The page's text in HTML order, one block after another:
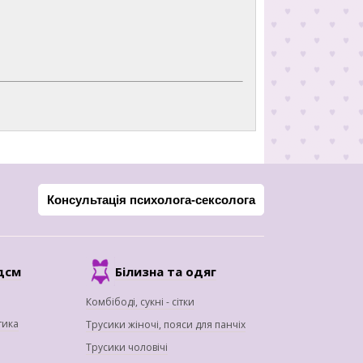
Консультація психолога-сексолога
Білизна та одяг
Комбібоді, сукні - сітки
Трусики жіночі, пояси для панчіх
Трусики чоловічі